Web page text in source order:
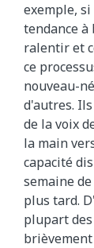
exemple,
tendance à
ralentir et
ce
nouveau-
d'autres.
de la voix
la main
capacité
semaine
plus tard.
plupart